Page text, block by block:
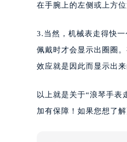
在手腕上的左侧或上方
3.当然，机械表走得快
佩戴时才会显示出圈圈
效应就是因此而显示出来
以上就是关于“浪琴手表
加有保障！如果您想了